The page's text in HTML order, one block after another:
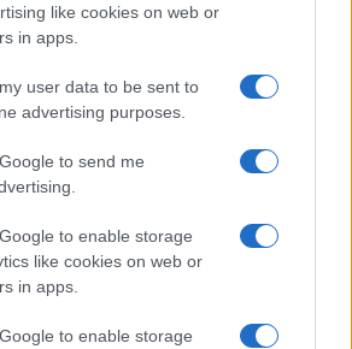
like cookies on web or
in apps.
user data to be sent to
advertising purposes.
to send me
to enable storage
like cookies on web or
in apps.
to enable storage
členu Kazenskega zakonika je
odgovoren za javno spodbujanje
nestrpnosti. Komentarji z žaljivimi,
ali nezakonitimi vsebinami bodo
komentiranja →